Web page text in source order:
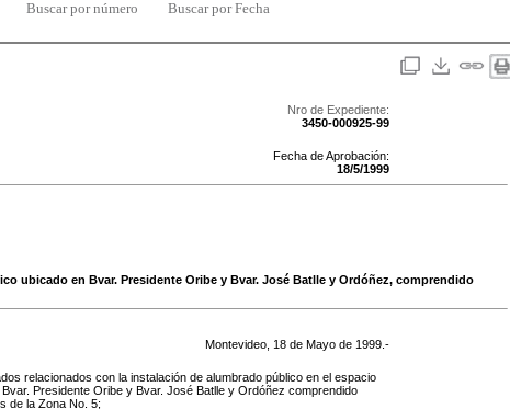
Buscar por número Buscar por Fecha
Nro de Expediente:
3450-000925-99
Fecha de Aprobación:
18/5/1999
ubicado en Bvar. Presidente Oribe y Bvar. José Batlle y Ordóñez, comprendido
Montevideo, 18 de Mayo de 1999 .-
relacionados con la instalación de alumbrado público en el espacio
Presidente Oribe y Bvar. José Batlle y Ordóñez comprendido
de la Zona No. 5;